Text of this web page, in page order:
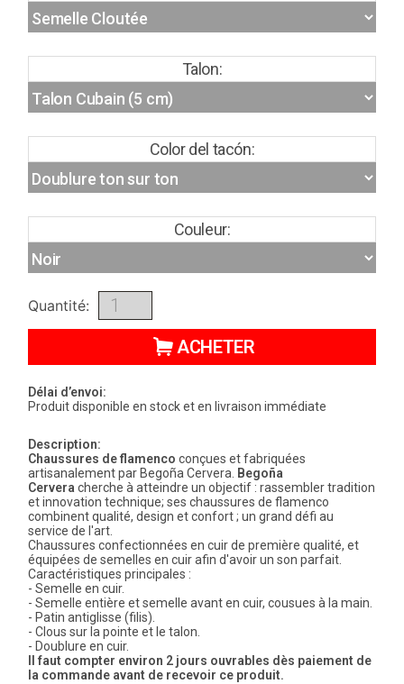
Talon:
Color del tacón:
Couleur:
Quantité:
ACHETER
Délai d’envoi:
Produit disponible en stock et en livraison immédiate
Description:
Chaussures de flamenco conçues et fabriquées
artisanalement par Begoña Cervera. Begoña
Cervera cherche à atteindre un objectif : rassembler tradition
et innovation technique; ses chaussures de flamenco
combinent qualité, design et confort ; un grand défi au
service de l'art.
Chaussures confectionnées en cuir de première qualité, et
équipées de semelles en cuir afin d'avoir un son parfait.
Caractéristiques principales :
- Semelle en cuir.
- Semelle entière et semelle avant en cuir, cousues à la main.
- Patin antiglisse (filis).
- Clous sur la pointe et le talon.
- Doublure en cuir.
Il faut compter environ 2 jours ouvrables dès paiement de
la commande avant de recevoir ce produit.